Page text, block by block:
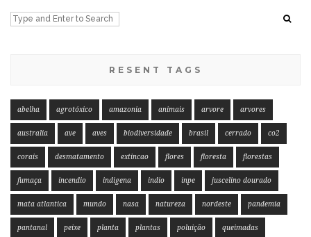
RESENT TAGS
abelha agrotóxico amazonia animais arvore arvores
australia ave aves biodiversidade brasil cerrado co2
corais desmatamento extincao flores floresta florestas
fumaça incendio indigena indio inpe juscelino dourado
mata atlantica mundo nasa natureza nordeste pandemia
pantanal peixe planta plantas poluição queimadas